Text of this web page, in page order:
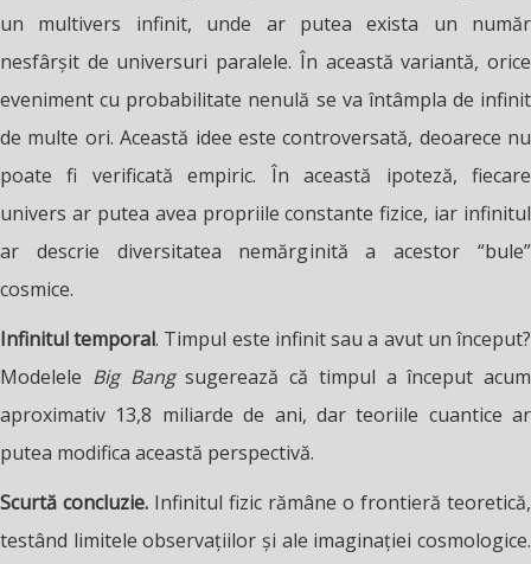
un multivers infinit, unde ar putea exista un număr
nesfârșit de universuri paralele. În această variantă, orice
eveniment cu probabilitate nenulă se va întâmpla de infinit
de multe ori. Această idee este controversată, deoarece nu
poate fi verificată empiric. În această ipoteză, fiecare
univers ar putea avea propriile constante fizice, iar infinitul
ar descrie diversitatea nemărginită a acestor “bule”
cosmice.
Infinitul temporal. Timpul este infinit sau a avut un început?
Modelele Big Bangsugerează că timpul a început acum
aproximativ 13,8 miliarde de ani, dar teoriile cuantice ar
putea modifica această perspectivă.
Scurtă concluzie. Infinitul fizic rămâne o frontieră teoretică,
testând limitele observațiilor și ale imaginației cosmologice.